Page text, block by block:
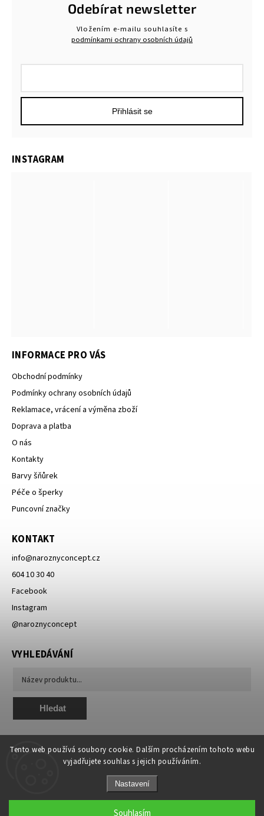
Tento web používá soubory cookie. Dalším procházením tohoto webu
vyjadřujete souhlas s jejich používáním.
Nastavení
Souhlasím
Odebírat newsletter
Vložením e-mailu souhlasíte s
podmínkami ochrany osobních údajů
Přihlásit se
INFORMACE PRO VÁS
Obchodní podmínky
Podmínky ochrany osobních údajů
Reklamace, vrácení a výměna zboží
Doprava a platba
O nás
Kontakty
Barvy šňůrek
Péče o šperky
Puncovní značky
KONTAKT
info@naroznyconcept.cz
604 10 30 40
Facebook
Instagram
@naroznyconcept
VYHLEDÁVÁNÍ
Hledat
INSTAGRAM
NAROZNY concept - módní, originální a unikátní